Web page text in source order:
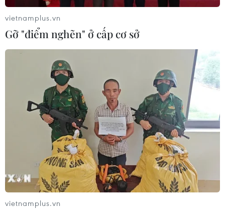
vietnamplus.vn
Gỡ "điểm nghẽn" ở cấp cơ sở
vietnamplus.vn